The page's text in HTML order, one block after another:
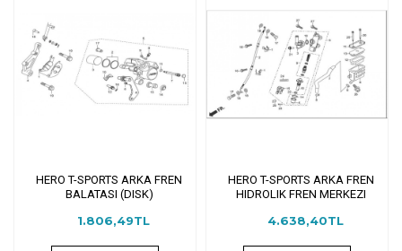
HERO T-SPORTS ARKA FREN
BALATASI (DISK)
1.806,49TL
HERO T-SPORTS ARKA FREN
HIDROLIK FREN MERKEZI
4.638,40TL